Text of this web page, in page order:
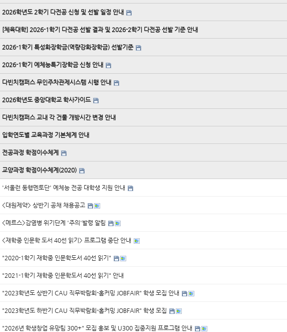
2026학년도 2학기 다전공 신청 및 선발 일정 안내
[체육대학] 2026-1학기 다전공 선발 결과 및 2026-2학기 다전공 선발 기준 안내
2026-1학기 특성화장학금(역량강화장학금) 선발기준
2026-1학기 예체능특기장학금 신청 안내
다빈치캠퍼스 무인주차관제시스템 시행 안내
2026학년도 중앙대학교 학사가이드
다빈치캠퍼스 교내 각 건물 개방시간 변경 안내
입학연도별 교육과정 기본체계 안내
전공과정 학점이수체계
교양과정 학점이수체계(2020)
'서울런 동행멘토단' 예체능 전공 대학생 지원 안내
<대원제약> 상반기 공채 채용공고
<메르스>감염병 위기단계 '주의'발령 알림
<재학중 인문학 도서 40선 읽기> 프로그램 중단 안내
"2020-1학기 재학중 인문학도서 40선 읽기"
"2021-1학기 재학중 인문학도서 40선 읽기" 안내
"2023학년도 상반기 CAU 직무박람회-홈커밍 JOBFAIR" 학생 모집 안내
"2023학년도 하반기 CAU 직무박람회-홈커밍 JOBFAIR" 학생 모집
"2026년 학생창업 유망팀 300+" 모집 홍보 및 U300 집중지원 프로그램 안내